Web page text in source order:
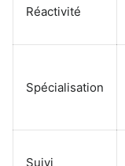
Réactivité
Spécialisation
Suivi